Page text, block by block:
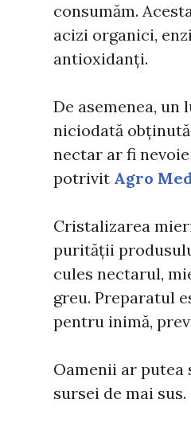
consumăm.
acizi organici,
antioxidanți.
De asemenea,
niciodată
nectar ar fi
potrivit Agro
Cristalizarea
purității
cules nectarul,
greu. Preparatul
pentru inimă,
Oamenii ar
sursei de mai sus.